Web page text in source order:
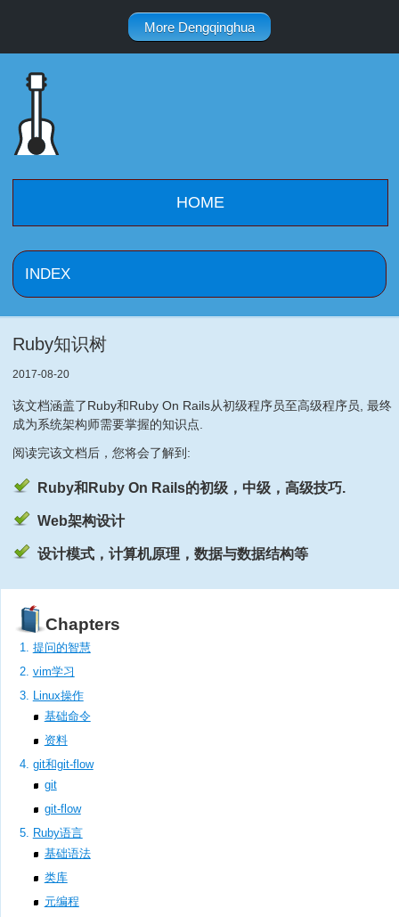
More Dengqinghua
HOME
Ruby知识树
2017-08-20
该文档涵盖了Ruby和Ruby On Rails从初级程序员至高级程序员, 最终
成为系统架构师需要掌握的知识点.
阅读完该文档后，您将会了解到:
Ruby和Ruby On Rails的初级，中级，高级技巧.
Web架构设计
设计模式，计算机原理，数据与数据结构等
Chapters
提问的智慧
vim学习
Linux操作
基础命令
资料
git和git-flow
git
git-flow
Ruby语言
基础语法
类库
元编程